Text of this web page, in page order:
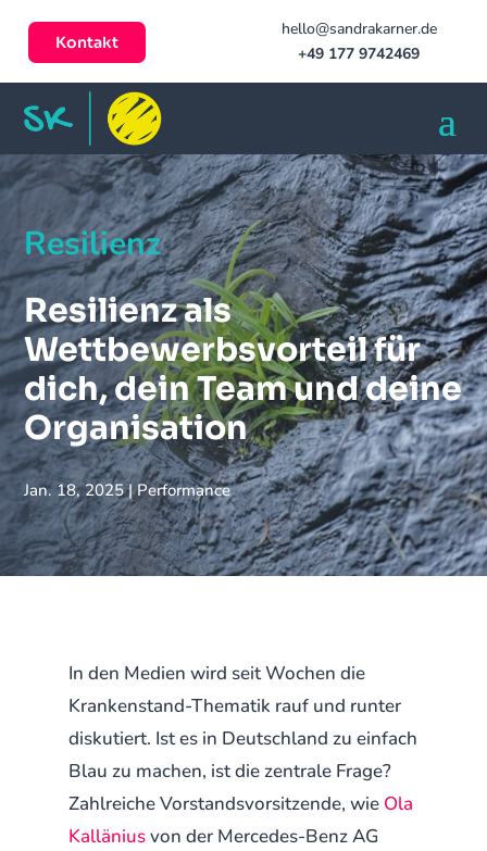
Kontakt
hello@sandrakarner.de
+49 177 9742469
Resilienz
Resilienz als
Wettbewerbsvorteil für
dich, dein Team und deine
Organisation
Jan. 18, 2025|Performance
In den Medien wird seit Wochen die
Krankenstand-Thematik rauf und runter
diskutiert. Ist es in Deutschland zu einfach
Blau zu machen, ist die zentrale Frage?
Zahlreiche Vorstandsvorsitzende, wie Ola
Kalläniusvon der Mercedes-Benz AG